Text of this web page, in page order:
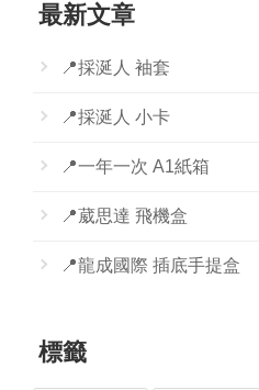
最新文章
📍採涎人 袖套
📍採涎人 小卡
📍一年一次 A1紙箱
📍葳思達 飛機盒
📍龍成國際 插底手提盒
標籤